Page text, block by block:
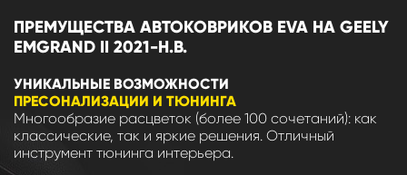
ПРЕМУЩЕСТВА АВТОКОВРИКОВ EVA НА GEELY
EMGRAND II 2021-Н.В.
УНИКАЛЬНЫЕ ВОЗМОЖНОСТИ
ПРЕСОНАЛИЗАЦИИ И ТЮНИНГА
Многообразие расцветок (более 100 сочетаний): как
классические, так и яркие решения. Отличный
инструмент тюнинга интерьера.